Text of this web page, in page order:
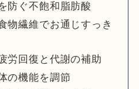
防ぐ不飽和脂肪酸
物繊維でお通じすっき
労回復と代謝の補助
の機能を調節